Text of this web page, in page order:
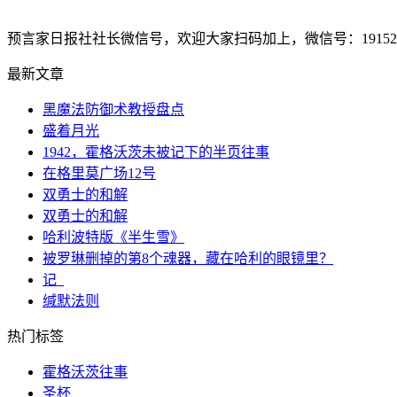
预言家日报社社长微信号，欢迎大家扫码加上，微信号：
最新文章
黑魔法防御术教授盘点
盛着月光
1942，霍格沃茨未被记下的半页往事
在格里莫广场12号
双勇士的和解
双勇士的和解
哈利波特版《半生雪》
被罗琳删掉的第8个魂器，藏在哈利的眼镜里？
记_
缄默法则
热门标签
霍格沃茨往事
圣杯